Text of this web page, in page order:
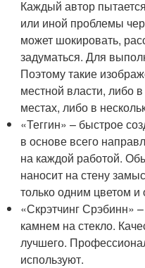
Каждый автор
или иной проблемы
может шокировать,
задуматься. Для
Поэтому такие
местной власти, либо
местах, либо в
«Теггин» – быстрое
в основе всего
на каждой работой.
наносит на стену
только одним цветом и
«Скрэтчинг Срэбинн»
камнем на стекло.
лучшего.
используют.